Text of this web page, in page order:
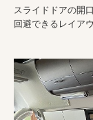
スライドドアの開
回避できるレイア